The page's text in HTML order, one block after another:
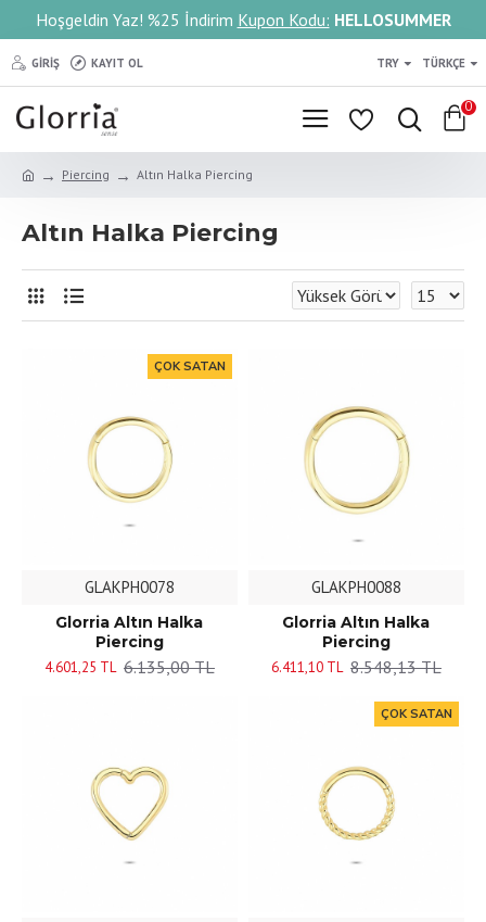
Hoşgeldin Yaz! %25 İndirim Kupon Kodu: HELLOSUMMER
GIRIŞ KAYIT OL TRY TÜRKÇE
0
Piercing Altın Halka Piercing
Altın Halka Piercing
ÇOK SATAN
GLAKPH0078
Glorria Altın Halka
Piercing
4.601,25 TL 6.135,00 TL
GLAKPH0088
Glorria Altın Halka
Piercing
6.411,10 TL 8.548,13 TL
ÇOK SATAN